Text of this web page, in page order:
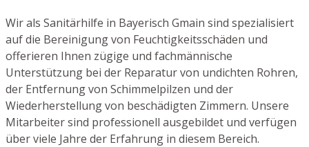
Wir als Sanitärhilfe in Bayerisch Gmain sind spezialisiert
auf die Bereinigung von Feuchtigkeitsschäden und
offerieren Ihnen zügige und fachmännische
Unterstützung bei der Reparatur von undichten Rohren,
der Entfernung von Schimmelpilzen und der
Wiederherstellung von beschädigten Zimmern. Unsere
Mitarbeiter sind professionell ausgebildet und verfügen
über viele Jahre der Erfahrung in diesem Bereich.